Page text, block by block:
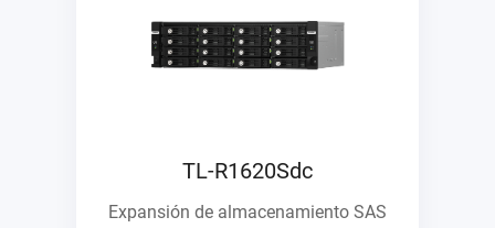
TL-R1620Sdc
Expansión de almacenamiento SAS